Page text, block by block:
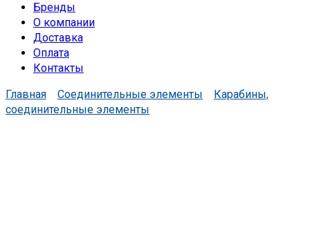
Бренды
О компании
Доставка
Оплата
Контакты
Главная
Соединительные элементы
Карабины,
соединительные элементы